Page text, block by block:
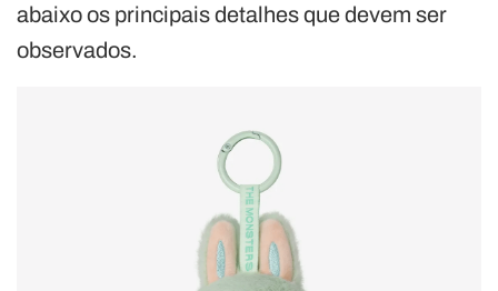
abaixo os principais detalhes que devem ser
observados.